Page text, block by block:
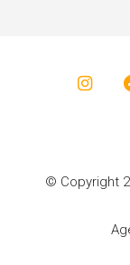
© Copyright